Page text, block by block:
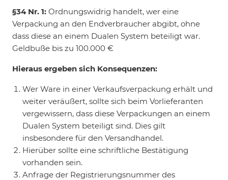
§34 Nr. 1: Ordnungswidrig handelt, wer eine
Verpackung an den Endverbraucher abgibt, ohne
dass diese an einem Dualen System beteiligt war.
Geldbuße bis zu 100.000 €
Hieraus ergeben sich Konsequenzen:
Wer Ware in einer Verkaufsverpackung erhält und
weiter veräußert, sollte sich beim Vorlieferanten
vergewissern, dass diese Verpackungen an einem
Dualen System beteiligt sind. Dies gilt
insbesondere für den Versandhandel.
Hierüber sollte eine schriftliche Bestätigung
vorhanden sein.
Anfrage der Registrierungsnummer des